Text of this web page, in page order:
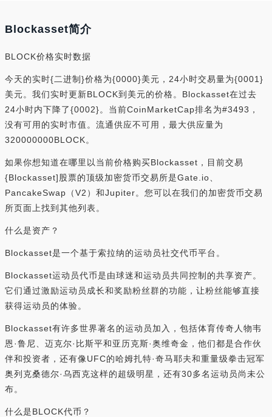
Blockasset简介
BLOCK价格实时数据
今天的实时{二进制}价格为{0000}美元，24小时交易量为{0001}
美元。我们实时更新BLOCK到美元的价格。Blockasset在过去
24小时内下降了{0002}。当前CoinMarketCap排名为#3493，
没有可用的实时市值。流通供应不可用，最大供应量为
320000000BLOCK。
如果你想知道在哪里以当前价格购买Blockasset，目前交易
{Blockasset]股票的顶级加密货币交易所是Gate.io、
PancakeSwap（V2）和Jupiter。您可以在我们的加密货币交易
所页面上找到其他列表。
什么是资产？
Blockasset是一个基于索拉纳的运动员社交代币平台。
Blockasset运动员代币是由球迷和运动员共同控制的共享资产。
它们通过激励运动员成长和奖励粉丝群的功能，让粉丝能够直接
获得运动员的体验。
Blockasset有许多世界著名的运动员加入，包括体育传奇人物韦
恩·鲁尼、迈克尔·比斯平和亚历克斯·奥维奇金，他们都是合作伙
伴和投资者，还有像UFC的哈姆扎特·奇马耶夫和重量级拳击冠军
奥列克桑德尔·乌西克这样的超级明星，还有30多名运动员尚未公
布。
什么是BLOCK代币？